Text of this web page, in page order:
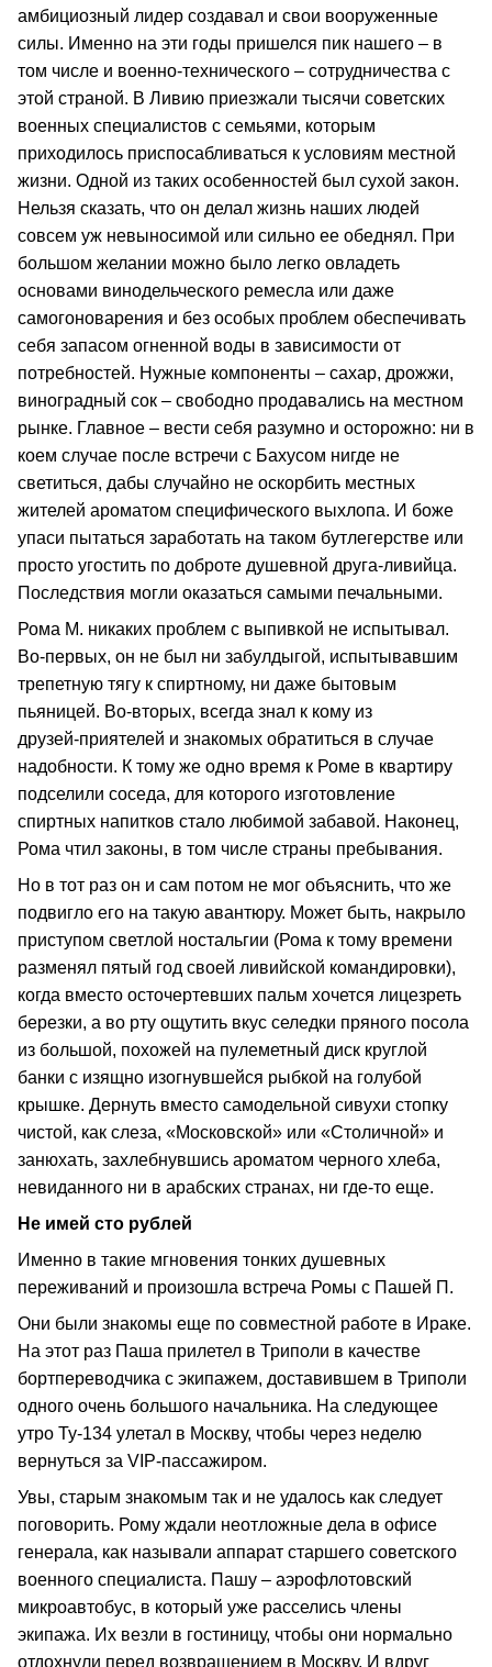
амбициозный лидер создавал и свои вооруженные
силы. Именно на эти годы пришелся пик нашего – в
том числе и военно‑технического – сотрудничества с
этой страной. В Ливию приезжали тысячи советских
военных специалистов с семьями, которым
приходилось приспосабливаться к условиям местной
жизни. Одной из таких особенностей был сухой закон.
Нельзя сказать, что он делал жизнь наших людей
совсем уж невыносимой или сильно ее обеднял. При
большом желании можно было легко овладеть
основами винодельческого ремесла или даже
самогоноварения и без особых проблем обеспечивать
себя запасом огненной воды в зависимости от
потребностей. Нужные компоненты – сахар, дрожжи,
виноградный сок – свободно продавались на местном
рынке. Главное – вести себя разумно и осторожно: ни в
коем случае после встречи с Бахусом нигде не
светиться, дабы случайно не оскорбить местных
жителей ароматом специфического выхлопа. И боже
упаси пытаться заработать на таком бутлегерстве или
просто угостить по доброте душевной друга‑ливийца.
Последствия могли оказаться самыми печальными.
Рома М. никаких проблем с выпивкой не испытывал.
Во‑первых, он не был ни забулдыгой, испытывавшим
трепетную тягу к спиртному, ни даже бытовым
пьяницей. Во‑вторых, всегда знал к кому из
друзей‑приятелей и знакомых обратиться в случае
надобности. К тому же одно время к Роме в квартиру
подселили соседа, для которого изготовление
спиртных напитков стало любимой забавой. Наконец,
Рома чтил законы, в том числе страны пребывания.
Но в тот раз он и сам потом не мог объяснить, что же
подвигло его на такую авантюру. Может быть, накрыло
приступом светлой ностальгии (Рома к тому времени
разменял пятый год своей ливийской командировки),
когда вместо осточертевших пальм хочется лицезреть
березки, а во рту ощутить вкус селедки пряного посола
из большой, похожей на пулеметный диск круглой
банки с изящно изогнувшейся рыбкой на голубой
крышке. Дернуть вместо самодельной сивухи стопку
чистой, как слеза, «Московской» или «Столичной» и
занюхать, захлебнувшись ароматом черного хлеба,
невиданного ни в арабских странах, ни где‑то еще.
Не имей сто рублей
Именно в такие мгновения тонких душевных
переживаний и произошла встреча Ромы с Пашей П.
Они были знакомы еще по совместной работе в Ираке.
На этот раз Паша прилетел в Триполи в качестве
бортпереводчика с экипажем, доставившем в Триполи
одного очень большого начальника. На следующее
утро Ту‑134 улетал в Москву, чтобы через неделю
вернуться за VIP‑пассажиром.
Увы, старым знакомым так и не удалось как следует
поговорить. Рому ждали неотложные дела в офисе
генерала, как называли аппарат старшего советского
военного специалиста. Пашу – аэрофлотовский
микроавтобус, в который уже расселись члены
экипажа. Их везли в гостиницу, чтобы они нормально
отдохнули перед возвращением в Москву. И вдруг